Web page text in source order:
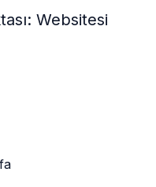
Websitesi